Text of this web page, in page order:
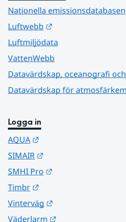
Nationella emissionsdatabasen
Luftwebb
Luftmiljödata
VattenWebb
Datavärdskap, oceanografi
Datavärdskap för
Logga in
AQUA
SIMAIR
SMHI Pro
Timbr
Vinterväg
Väderlarm